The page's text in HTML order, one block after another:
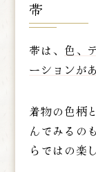
帯
帯は、 色、
ーションが
着物の色柄
んでみるの
らではの楽